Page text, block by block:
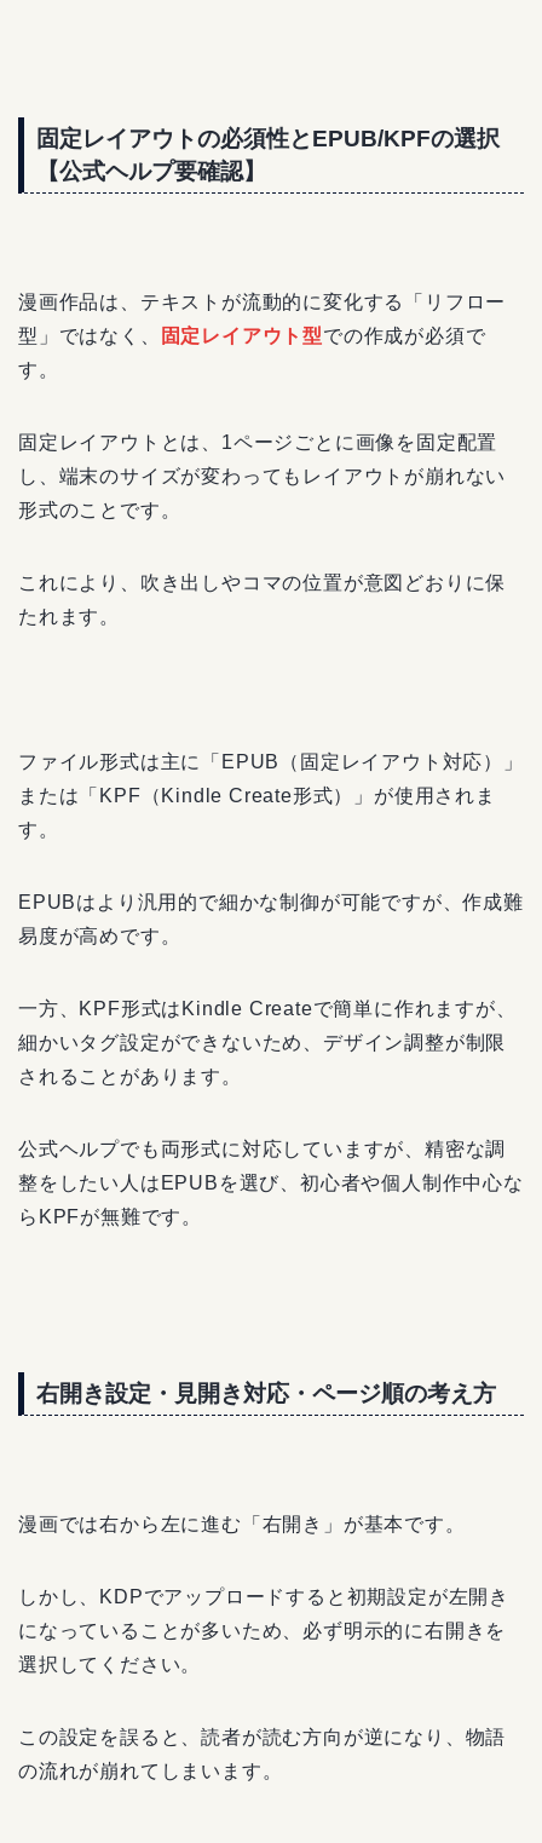
固定レイアウトの必須性とEPUB/KPFの選択
【公式ヘルプ要確認】
漫画作品は、テキストが流動的に変化する「リフロー
型」ではなく、
固定レイアウト型での作成が必須で
す。
固定レイアウトとは、1ページごとに画像を固定配置
し、端末のサイズが変わってもレイアウトが崩れない
形式のことです。
これにより、吹き出しやコマの位置が意図どおりに保
たれます。
ファイル形式は主に「EPUB（固定レイアウト対応）」
または「KPF（Kindle Create形式）」が使用されま
す。
EPUBはより汎用的で細かな制御が可能ですが、作成難
易度が高めです。
一方、KPF形式はKindle Createで簡単に作れますが、
細かいタグ設定ができないため、デザイン調整が制限
されることがあります。
公式ヘルプでも両形式に対応していますが、精密な調
整をしたい人はEPUBを選び、初心者や個人制作中心な
らKPFが無難です。
右開き設定・見開き対応・ページ順の考え方
漫画では右から左に進む「右開き」が基本です。
しかし、KDPでアップロードすると初期設定が左開き
になっていることが多いため、必ず明示的に右開きを
選択してください。
この設定を誤ると、読者が読む方向が逆になり、物語
の流れが崩れてしまいます。